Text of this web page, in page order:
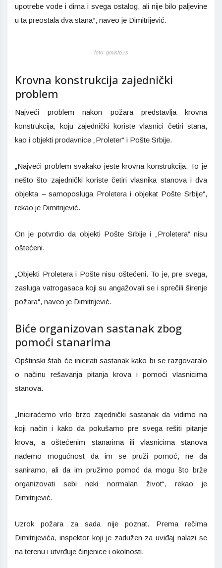
upotrebe vode i dima i svega ostalog, ali nije bilo paljevine
u ta preostala dva stana“, naveo je Dimitrijević.
foto: gminfo.rs
Krovna konstrukcija zajednički
problem
Najveći problem nakon požara predstavlja krovna
konstrukcija, koju zajednički koriste vlasnici četiri stana,
kao i objekti prodavnice „Proleter“ i Pošte Srbije.
„Najveći problem svakako jeste krovna konstrukcija. To je
nešto što zajednički koriste četiri vlasnika stanova i dva
objekta – samoposluga Proletera i objekat Pošte Srbije“,
rekao je Dimitrijević.
On je potvrdio da objekti Pošte Srbije i „Proletera“ nisu
oštećeni.
„Objekti Proletera i Pošte nisu oštećeni. To je, pre svega,
zasluga vatrogasaca koji su angažovali se i sprečili širenje
požara“, naveo je Dimitrijević.
Biće organizovan sastanak zbog
pomoći stanarima
Opštinski štab će inicirati sastanak kako bi se razgovaralo
o načinu rešavanja pitanja krova i pomoći vlasnicima
stanova.
„Iniciraćemo vrlo brzo zajednički sastanak da vidimo na
koji način i kako da pokušamo pre svega rešiti pitanje
krova, a oštećenim stanarima ili vlasnicima stanova
nađemo mogućnost da im se pruži pomoć, ne da
saniramo, ali da im pružimo pomoć da mogu što brže
organizovati sebi neki normalan život“, rekao je
Dimitrijević.
Uzrok požara za sada nije poznat. Prema rečima
Dimitrijevića, inspektor koji je zadužen za uviđaj nalazi se
na terenu i utvrđuje činjenice i okolnosti.